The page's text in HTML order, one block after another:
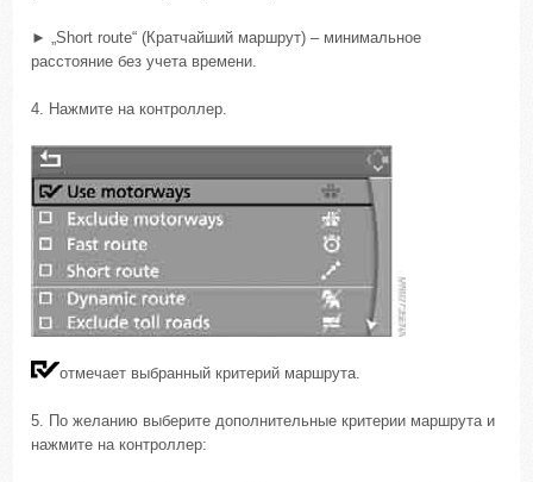
► „Short route“ (Кратчайший маршрут) – минимальное
расстояние без учета времени.
4. Нажмите на контроллер.
отмечает выбранный критерий маршрута.
5. По желанию выберите дополнительные критерии маршрута и
нажмите на контроллер: